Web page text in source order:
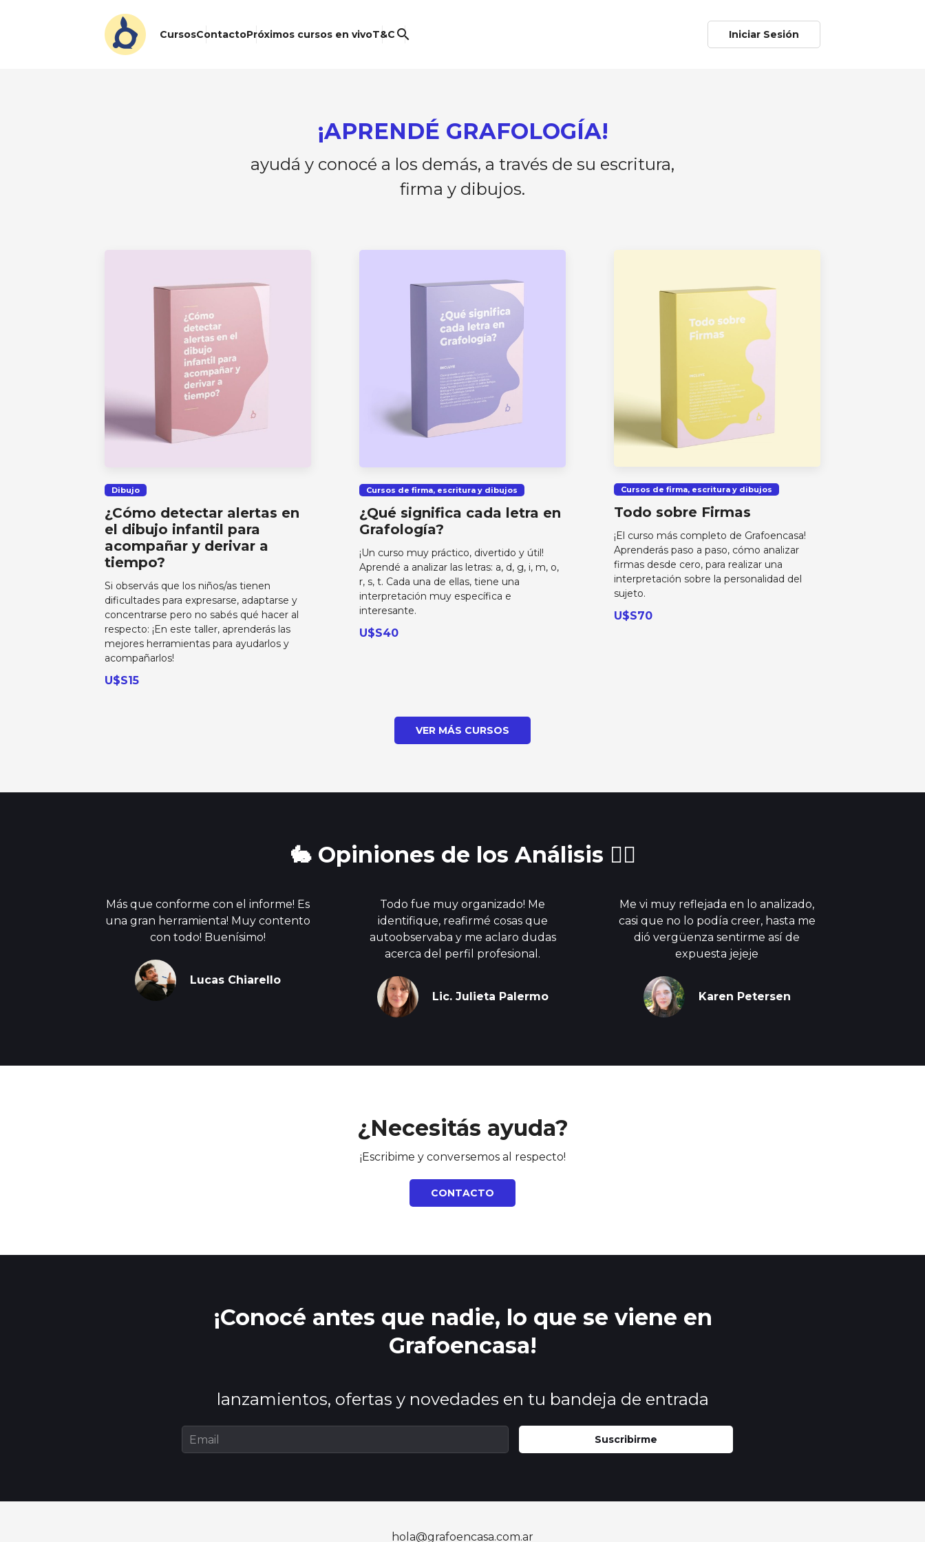
CursosContactoPróximos cursos en vivoT&C search Iniciar Sesión
¡APRENDÉ GRAFOLOGÍA!
ayudá y conocé a los demás, a través de su escritura,
firma y dibujos.
Dibujo
¿Cómo detectar alertas en
el dibujo infantil para
acompañar y derivar a
tiempo?
Si observás que los niños/as tienen
dificultades para expresarse, adaptarse y
concentrarse pero no sabés qué hacer al
respecto: ¡En este taller, aprenderás las
mejores herramientas para ayudarlos y
acompañarlos!
U$S15
Cursos de firma, escritura y dibujos
¿Qué significa cada letra en
Grafología?
¡Un curso muy práctico, divertido y útil!
Aprendé a analizar las letras: a, d, g, i, m, o,
r, s, t. Cada una de ellas, tiene una
interpretación muy específica e
interesante.
U$S40
Cursos de firma, escritura y dibujos
Todo sobre Firmas
¡El curso más completo de Grafoencasa!
Aprenderás paso a paso, cómo analizar
firmas desde cero, para realizar una
interpretación sobre la personalidad del
sujeto.
U$S70
VER MÁS CURSOS
🐇 Opiniones de los Análisis ✍🏼
Más que conforme con el informe! Es
una gran herramienta! Muy contento
con todo! Buenísimo!
Lucas Chiarello
Todo fue muy organizado! Me
identifique, reafirmé cosas que
autoobservaba y me aclaro dudas
acerca del perfil profesional.
Lic. Julieta Palermo
Me vi muy reflejada en lo analizado,
casi que no lo podía creer, hasta me
dió vergüenza sentirme así de
expuesta jejeje
Karen Petersen
¿Necesitás ayuda?
¡Escribime y conversemos al respecto!
CONTACTO
¡Conocé antes que nadie, lo que se viene en
Grafoencasa!
lanzamientos, ofertas y novedades en tu bandeja de entrada
Suscribirme
hola@grafoencasa.com.ar